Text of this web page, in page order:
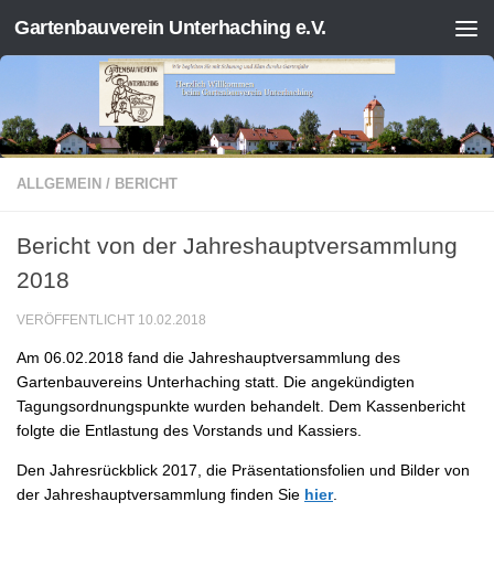
Zum Inhalt springen
Gartenbauverein Unterhaching e.V.
ALLGEMEIN / BERICHT
Bericht von der Jahreshauptversammlung
2018
VERÖFFENTLICHT 10.02.2018
Am 06.02.2018 fand die Jahreshauptversammlung des
Gartenbauvereins Unterhaching statt. Die angekündigten
Tagungsordnungspunkte wurden behandelt. Dem Kassenbericht
folgte die Entlastung des Vorstands und Kassiers.
Den Jahresrückblick 2017, die Präsentationsfolien und Bilder von
der Jahreshauptversammlung finden Sie hier.